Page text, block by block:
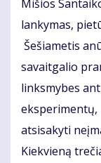
Mišios
lankymas,
Šešiametis
savaitgalio
linksmybes
eksperimentų,
atsisakyti
Kiekvieną